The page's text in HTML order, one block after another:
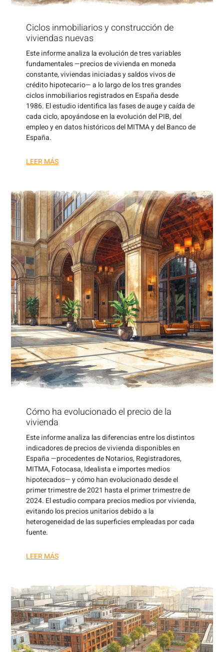
Ciclos inmobiliarios y construcción de
viviendas nuevas
Este informe analiza la evolución de tres variables
fundamentales —precios de vivienda en moneda
constante, viviendas iniciadas y saldos vivos de
crédito hipotecario— a lo largo de los tres grandes
ciclos inmobiliarios registrados en España desde
1986. El estudio identifica las fases de auge y caída de
cada ciclo, apoyándose en la evolución del PIB, del
empleo y en datos históricos del MITMA y del Banco de
España.
LEER MÁS
Cómo ha evolucionado el precio de la
vivienda
Este informe analiza las diferencias entre los distintos
indicadores de precios de vivienda disponibles en
España —procedentes de Notarios, Registradores,
MITMA, Fotocasa, Idealista e importes medios
hipotecados— y cómo han evolucionado desde el
primer trimestre de 2021 hasta el primer trimestre de
2024. El estudio compara precios medios por vivienda,
evitando los precios unitarios debido a la
heterogeneidad de las superficies empleadas por cada
fuente.
LEER MÁS